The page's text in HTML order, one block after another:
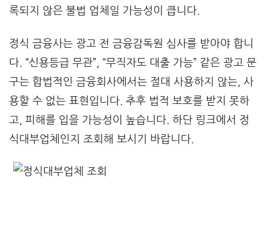
록되지 않은 불법 업체일 가능성이 큽니다.
정식 금융사는 광고 전 금융감독원 심사를 받아야 합니
다. “신용등급 무관”, “무직자도 대출 가능” 같은 광고 문
구는 합법적인 금융회사에서는 절대 사용하지 않는, 사
용할 수 없는 표현입니다. 추후 법적 보호를 받지 못하
고, 피해를 입을 가능성이 높습니다. 하단 링크에서 정
식대부업체인지 조회해 보시기 바랍니다.